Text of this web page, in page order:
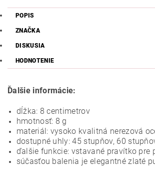
POPIS
ZNAČKA
DISKUSIA
HODNOTENIE
Ďalšie informácie:
dĺžka: 8 centimetrov
hmotnosť: 8 g
materiál: vysoko kvalitná nerezová
dostupné uhly: 45 stupňov, 60
ďalšie funkcie: vstavané pravítko pre
súčasťou balenia je elegantné zlaté